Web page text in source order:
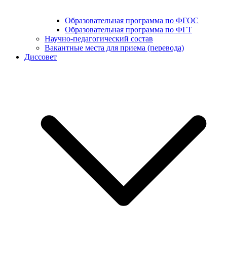
Образовательная программа по ФГОС
Образовательная программа по ФГТ
Научно-педагогический состав
Вакантные места для приема (перевода)
Диссовет